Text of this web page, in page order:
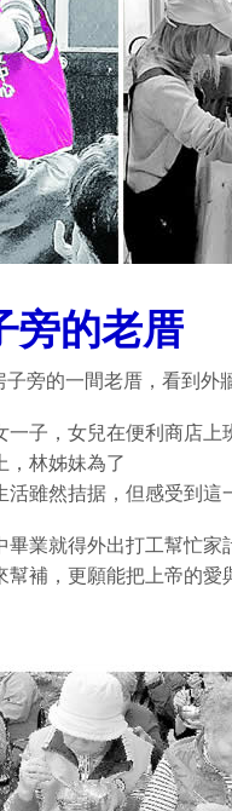
旁的老厝
旁的一間老厝，看到外
子，女兒在便利商店
，林姊妹為了
活雖然拮据，但感受到
業就得外出打工幫忙
補，更願能把上帝的愛